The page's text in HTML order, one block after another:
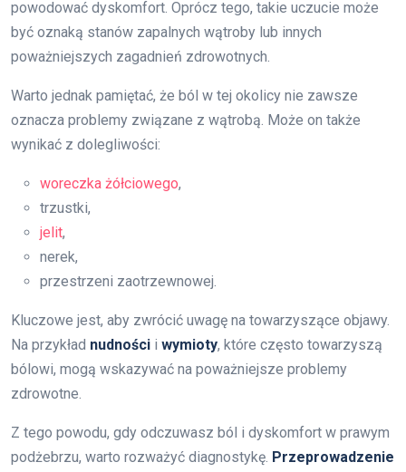
powodować dyskomfort. Oprócz tego, takie uczucie może
być oznaką stanów zapalnych wątroby lub innych
poważniejszych zagadnień zdrowotnych.
Warto jednak pamiętać, że ból w tej okolicy nie zawsze
oznacza problemy związane z wątrobą. Może on także
wynikać z dolegliwości:
woreczka żółciowego,
trzustki,
jelit,
nerek,
przestrzeni zaotrzewnowej.
Kluczowe jest, aby zwrócić uwagę na towarzyszące objawy.
Na przykład nudności i wymioty, które często towarzyszą
bólowi, mogą wskazywać na poważniejsze problemy
zdrowotne.
Z tego powodu, gdy odczuwasz ból i dyskomfort w prawym
podżebrzu, warto rozważyć diagnostykę. Przeprowadzenie